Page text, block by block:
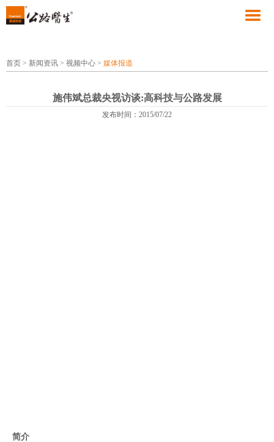
首页 > 新闻资讯 > 视频中心 > 媒体报道
施伟斌总裁央视访谈:高科技与公路发展
发布时间：2015/07/22
简介